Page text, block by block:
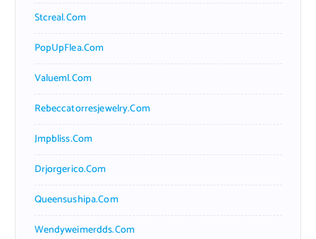
Stcreal.com
PopUpFlea.com
Valueml.com
Rebeccatorresjewelry.com
Jmpbliss.com
Drjorgerico.com
Queensushipa.com
Wendyweimerdds.com